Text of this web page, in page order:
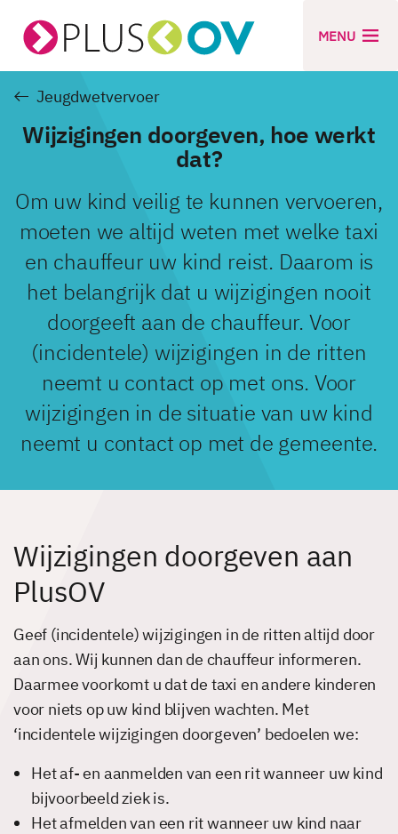
MENU
Jeugdwetvervoer
Wijzigingen doorgeven, hoe werkt
dat?
Om uw kind veilig te kunnen vervoeren,
moeten we altijd weten met welke taxi
en chauffeur uw kind reist. Daarom is
het belangrijk dat u wijzigingen nooit
doorgeeft aan de chauffeur. Voor
(incidentele) wijzigingen in de ritten
neemt u contact op met ons. Voor
wijzigingen in de situatie van uw kind
neemt u contact op met de gemeente.
Wijzigingen doorgeven aan
PlusOV
Geef (incidentele) wijzigingen in de ritten altijd door
aan ons. Wij kunnen dan de chauffeur informeren.
Daarmee voorkomt u dat de taxi en andere kinderen
voor niets op uw kind blijven wachten. Met
‘incidentele wijzigingen doorgeven’ bedoelen we:
Het af- en aanmelden van een rit wanneer uw kind
bijvoorbeeld ziek is.
Het afmelden van een rit wanneer uw kind naar